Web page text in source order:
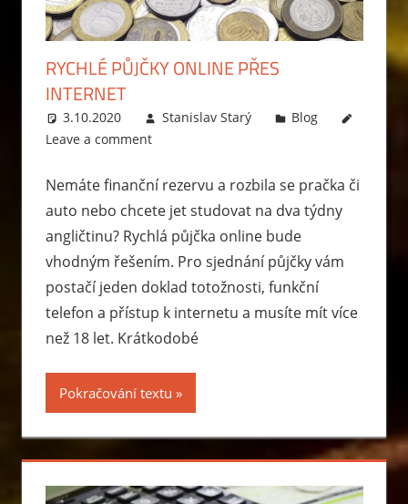
RYCHLÉ PŮJČKY ONLINE PŘES
INTERNET
3.10.2020 Stanislav Starý
Blog
Leave a comment
Nemáte finanční rezervu a rozbila se pračka či
auto nebo chcete jet studovat na dva týdny
angličtinu? Rychlá půjčka online bude
vhodným řešením. Pro sjednání půjčky vám
postačí jeden doklad totožnosti, funkční
telefon a přístup k internetu a musíte mít více
než 18 let. Krátkodobé
Pokračování textu